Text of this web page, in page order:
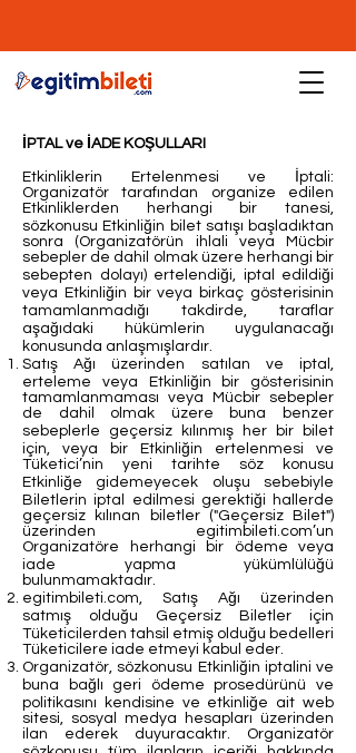
İPTAL ve İADE KOŞULLARI
Etkinliklerin Ertelenmesi ve İptali:
Organizatör tarafından organize edilen
Etkinliklerden herhangi bir tanesi,
sözkonusu Etkinliğin bilet satışı başladıktan
sonra (Organizatörün ihlali veya Mücbir
sebepler de dahil olmak üzere herhangi bir
sebepten dolayı) ertelendiği, iptal edildiği
veya Etkinliğin bir veya birkaç gösterisinin
tamamlanmadığı takdirde, taraflar
aşağıdaki hükümlerin uygulanacağı
konusunda anlaşmışlardır.
Satış Ağı üzerinden satılan ve iptal,
erteleme veya Etkinliğin bir gösterisinin
tamamlanmaması veya Mücbir sebepler
de dahil olmak üzere buna benzer
sebeplerle geçersiz kılınmış her bir bilet
için, veya bir Etkinliğin ertelenmesi ve
Tüketici’nin yeni tarihte söz konusu
Etkinliğe gidemeyecek oluşu sebebiyle
Biletlerin iptal edilmesi gerektiği hallerde
geçersiz kılınan biletler ("Geçersiz Bilet")
üzerinden egitimbileti.com’un
Organizatöre herhangi bir ödeme veya
iade yapma yükümlülüğü
bulunmamaktadır.
egitimbileti.com, Satış Ağı üzerinden
satmış olduğu Geçersiz Biletler için
Tüketicilerden tahsil etmiş olduğu bedelleri
Tüketicilere iade etmeyi kabul eder.
Organizatör, sözkonusu Etkinliğin iptalini ve
buna bağlı geri ödeme prosedürünü ve
politikasını kendisine ve etkinliğe ait web
sitesi, sosyal medya hesapları üzerinden
ilan ederek duyuracaktır. Organizatör